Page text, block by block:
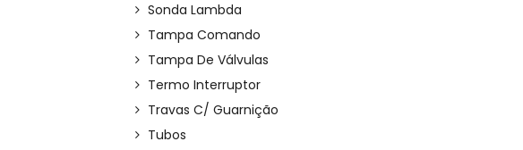
Sonda Lambda
Tampa Comando
Tampa De Válvulas
Termo Interruptor
Travas C/ Guarnição
Tubos